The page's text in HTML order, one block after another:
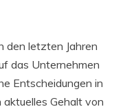
den letzten Jahren
das Unternehmen
Entscheidungen in
Gehalt von